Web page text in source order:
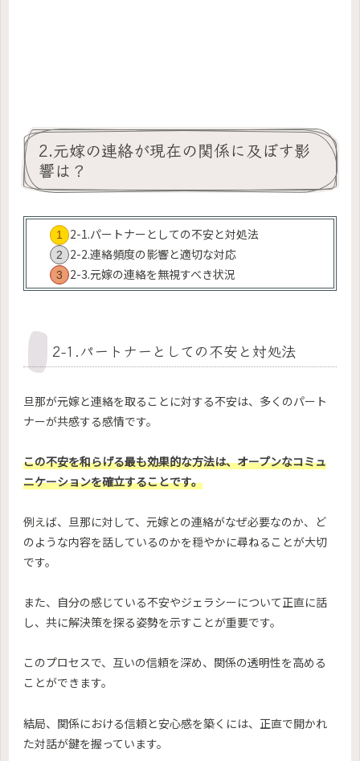
2.元嫁の連絡が現在の関係に及ぼす影
響は？
2-1.パートナーとしての不安と対処法
2-2.連絡頻度の影響と適切な対応
2-3.元嫁の連絡を無視すべき状況
2-1.パートナーとしての不安と対処法
旦那が元嫁と連絡を取ることに対する不安は、多くのパート
ナーが共感する感情です。
この不安を和らげる最も効果的な方法は、オープンなコミュ
ニケーションを確立することです。
例えば、旦那に対して、元嫁との連絡がなぜ必要なのか、ど
のような内容を話しているのかを穏やかに尋ねることが大切
です。
また、自分の感じている不安やジェラシーについて正直に話
し、共に解決策を探る姿勢を示すことが重要です。
このプロセスで、互いの信頼を深め、関係の透明性を高める
ことができます。
結局、関係における信頼と安心感を築くには、正直で開かれ
た対話が鍵を握っています。